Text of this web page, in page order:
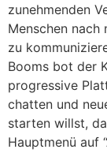
zunehmenden
Menschen nach
zu
Booms bot der
progressive
chatten und
starten willst,
Hauptmenü auf